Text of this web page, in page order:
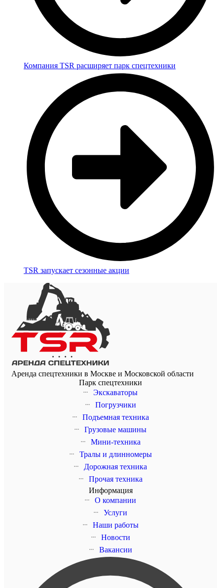
Компания TSR расширяет парк спецтехники
TSR запускает сезонные акции
Аренда спецтехники в Москве и Московской области
Парк спецтехники
Экскаваторы
Погрузчики
Подъемная техника
Грузовые машины
Мини-техника
Тралы и длинномеры
Дорожная техника
Прочая техника
Информация
О компании
Услуги
Наши работы
Новости
Вакансии